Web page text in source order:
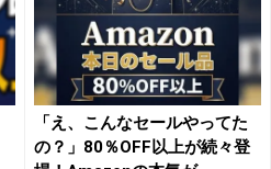
「え、こんなセールやってた
の？」80％OFF以上が続々登